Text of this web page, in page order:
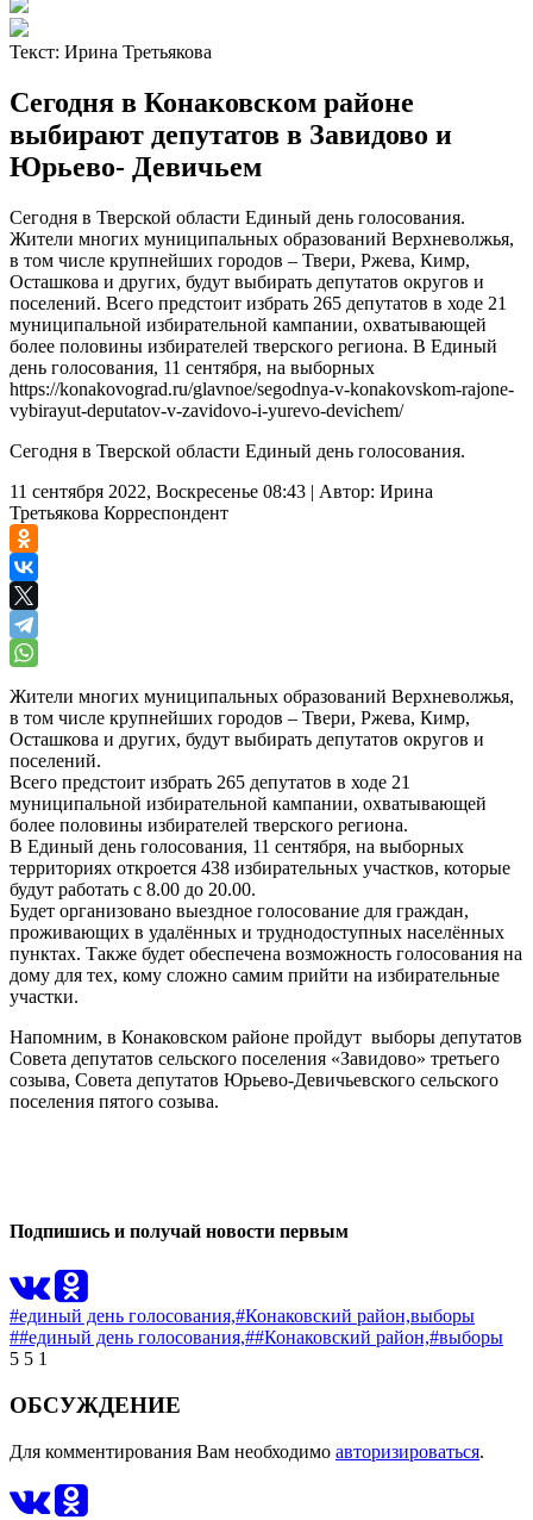
Текст: Ирина Третьякова
Сегодня в Конаковском районе
выбирают депутатов в Завидово и
Юрьево- Девичьем
Сегодня в Тверской области Единый день голосования.
Жители многих муниципальных образований Верхневолжья,
в том числе крупнейших городов – Твери, Ржева, Кимр,
Осташкова и других, будут выбирать депутатов округов и
поселений. Всего предстоит избрать 265 депутатов в ходе 21
муниципальной избирательной кампании, охватывающей
более половины избирателей тверского региона. В Единый
день голосования, 11 сентября, на выборных
https://konakovograd.ru/glavnoe/segodnya-v-konakovskom-rajone-
vybirayut-deputatov-v-zavidovo-i-yurevo-devichem/
Сегодня в Тверской области Единый день голосования.
11 сентября 2022, Воскресенье 08:43 | Автор: Ирина
Третьякова Корреспондент
Жители многих муниципальных образований Верхневолжья,
в том числе крупнейших городов – Твери, Ржева, Кимр,
Осташкова и других, будут выбирать депутатов округов и
поселений.
Всего предстоит избрать 265 депутатов в ходе 21
муниципальной избирательной кампании, охватывающей
более половины избирателей тверского региона.
В Единый день голосования, 11 сентября, на выборных
территориях откроется 438 избирательных участков, которые
будут работать с 8.00 до 20.00.
Будет организовано выездное голосование для граждан,
проживающих в удалённых и труднодоступных населённых
пунктах. Также будет обеспечена возможность голосования на
дому для тех, кому сложно самим прийти на избирательные
участки.
Напомним, в Конаковском районе пройдут выборы депутатов
Совета депутатов сельского поселения «Завидово» третьего
созыва, Совета депутатов Юрьево-Девичьевского сельского
поселения пятого созыва.
Подпишись и получай новости первым
#единый день голосования,#Конаковский район,выборы
##единый день голосования,##Конаковский район,#выборы
5 5 1
ОБСУЖДЕНИЕ
Для комментирования Вам необходимо авторизироваться.